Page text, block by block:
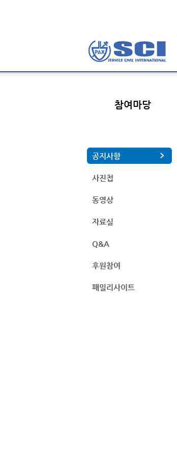
참여마당
공지사항
사진첩
동영상
자료실
Q&A
후원참여
패밀리사이트